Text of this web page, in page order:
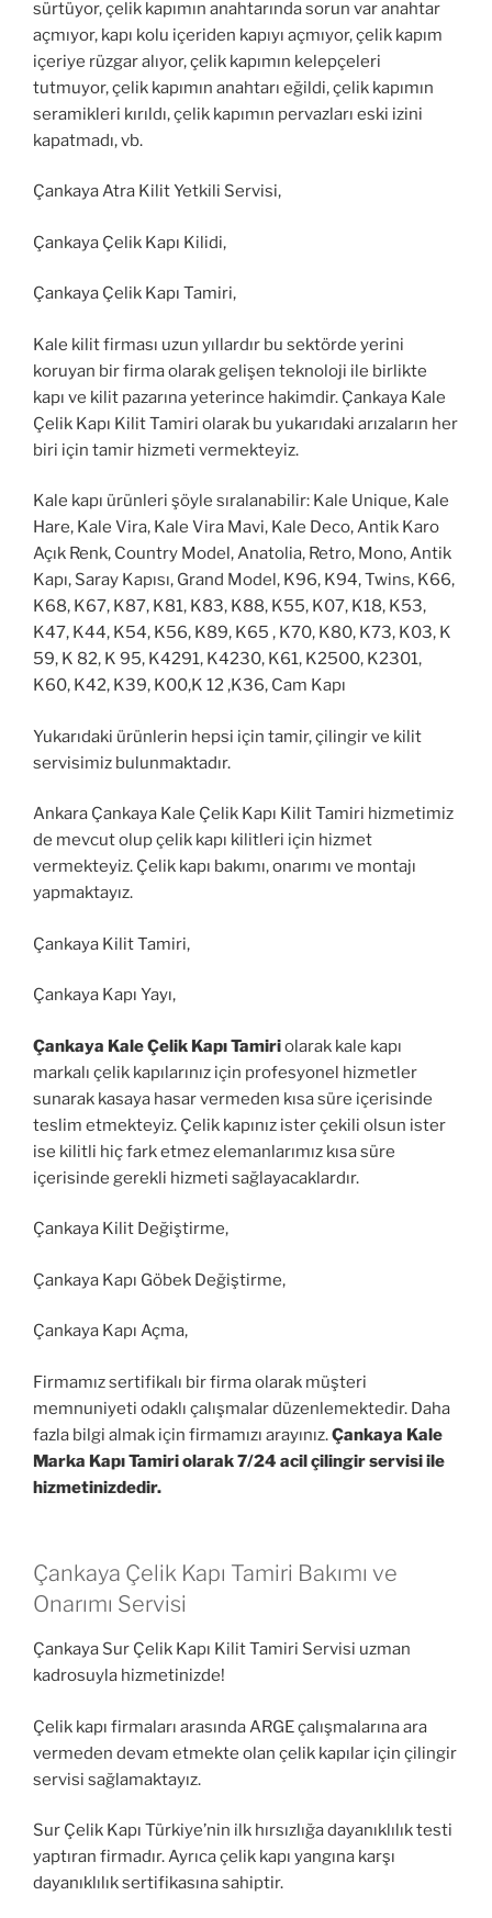
sürtüyor, çelik kapımın anahtarında sorun var anahtar
açmıyor, kapı kolu içeriden kapıyı açmıyor, çelik kapım
içeriye rüzgar alıyor, çelik kapımın kelepçeleri
tutmuyor, çelik kapımın anahtarı eğildi, çelik kapımın
seramikleri kırıldı, çelik kapımın pervazları eski izini
kapatmadı, vb.
Çankaya Atra Kilit Yetkili Servisi,
Çankaya Çelik Kapı Kilidi,
Çankaya Çelik Kapı Tamiri,
Kale kilit firması uzun yıllardır bu sektörde yerini
koruyan bir firma olarak gelişen teknoloji ile birlikte
kapı ve kilit pazarına yeterince hakimdir. Çankaya Kale
Çelik Kapı Kilit Tamiri olarak bu yukarıdaki arızaların her
biri için tamir hizmeti vermekteyiz.
Kale kapı ürünleri şöyle sıralanabilir: Kale Unique, Kale
Hare, Kale Vira, Kale Vira Mavi, Kale Deco, Antik Karo
Açık Renk, Country Model, Anatolia, Retro, Mono, Antik
Kapı, Saray Kapısı, Grand Model, K96, K94, Twins, K66,
K68, K67, K87, K81, K83, K88, K55, K07, K18, K53,
K47, K44, K54, K56, K89, K65 , K70, K80, K73, K03, K
59, K 82, K 95, K4291, K4230, K61, K2500, K2301,
K60, K42, K39, K00,K 12 ,K36, Cam Kapı
Yukarıdaki ürünlerin hepsi için tamir, çilingir ve kilit
servisimiz bulunmaktadır.
Ankara Çankaya Kale Çelik Kapı Kilit Tamiri hizmetimiz
de mevcut olup çelik kapı kilitleri için hizmet
vermekteyiz. Çelik kapı bakımı, onarımı ve montajı
yapmaktayız.
Çankaya Kilit Tamiri,
Çankaya Kapı Yayı,
Çankaya Kale Çelik Kapı Tamiriolarak kale kapı
markalı çelik kapılarınız için profesyonel hizmetler
sunarak kasaya hasar vermeden kısa süre içerisinde
teslim etmekteyiz. Çelik kapınız ister çekili olsun ister
ise kilitli hiç fark etmez elemanlarımız kısa süre
içerisinde gerekli hizmeti sağlayacaklardır.
Çankaya Kilit Değiştirme,
Çankaya Kapı Göbek Değiştirme,
Çankaya Kapı Açma,
Firmamız sertifikalı bir firma olarak müşteri
memnuniyeti odaklı çalışmalar düzenlemektedir. Daha
fazla bilgi almak için firmamızı arayınız.Çankaya Kale
Marka Kapı Tamiri olarak 7/24 acil çilingir servisi ile
hizmetinizdedir.
Çankaya Çelik Kapı Tamiri Bakımı ve
Onarımı Servisi
Çankaya Sur Çelik Kapı Kilit Tamiri Servisi uzman
kadrosuyla hizmetinizde!
Çelik kapı firmaları arasında ARGE çalışmalarına ara
vermeden devam etmekte olan çelik kapılar için çilingir
servisi sağlamaktayız.
Sur Çelik Kapı Türkiye’nin ilk hırsızlığa dayanıklılık testi
yaptıran firmadır. Ayrıca çelik kapı yangına karşı
dayanıklılık sertifikasına sahiptir.